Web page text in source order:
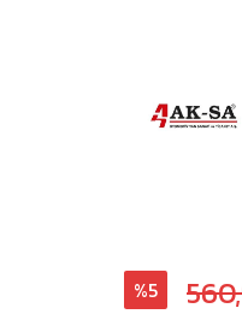
%5